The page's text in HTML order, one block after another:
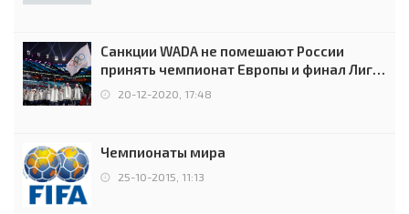
Санкции WADA не помешают России
принять чемпионат Европы и финал Лиги
чемпионов.
20-12-2020, 17:48
Чемпионаты мира
25-10-2015, 11:13